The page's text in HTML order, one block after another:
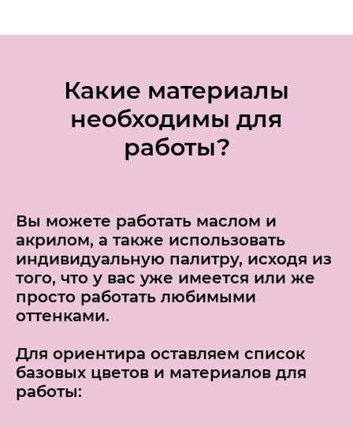
Какие материалы
необходимы для
работы?
Вы можете работать маслом и
акрилом, а также использовать
индивидуальную палитру, исходя из
того, что у вас уже имеется или же
просто работать любимыми
оттенками.
Для ориентира оставляем список
базовых цветов и материалов для
работы: